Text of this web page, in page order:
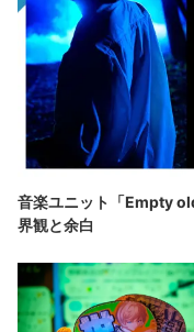
音楽ユニット「Empty
界観と余白